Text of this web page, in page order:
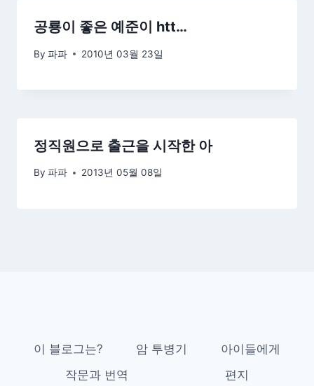
공룡이 좋은 예준이 htt…
By 파파 2010년 03월 23일
정직원으로 출근을 시작한 아
By 파파 2013년 05월 08일
이 블로그는? 암 투병기
아이들에게
작문과 번역
편지